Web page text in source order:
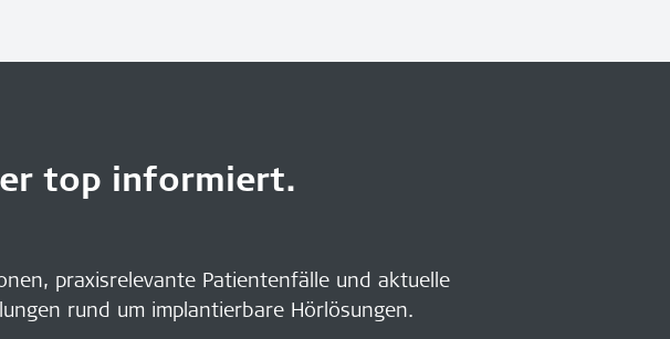
top informiert.
praxisrelevante Patientenfälle und aktuelle
rund um implantierbare Hörlösungen.